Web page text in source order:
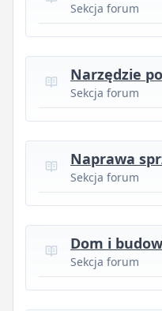
Sekcja forum
Narzędzie
Sekcja forum
Naprawa
Sekcja forum
Dom i
Sekcja forum